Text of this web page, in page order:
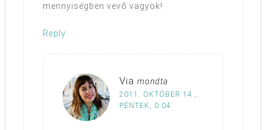
mennyiségben vevő vagyok!
Reply
Via mondta
2011. OKTÓBER 14.,
PÉNTEK, 0:04